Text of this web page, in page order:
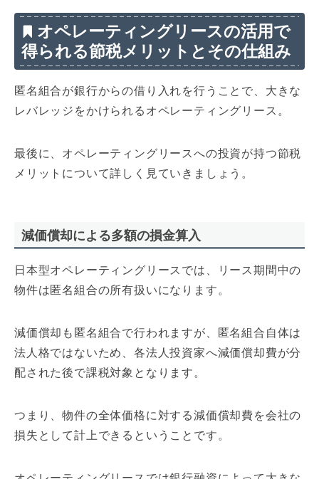
オペレーティングリースの活用で
得られる節税メリットとその仕組み
匿名組合が銀行からの借り入れを行うことで、大きな
レバレッジをかけられるオペレーティングリース。
最後に、オペレーティングリースへの投資が持つ節税
メリットについて詳しく見ていきましょう。
減価償却による多額の損金算入
日本型オペレーティングリースでは、リース期間中の
物件は匿名組合の所有扱いになります。
減価償却も匿名組合で行われますが、匿名組合自体は
法人格ではないため、各法人投資家へ減価償却費が分
配された後で課税対象となります。
つまり、物件の全体価格に対する減価償却費を会社の
損失として計上できるということです。